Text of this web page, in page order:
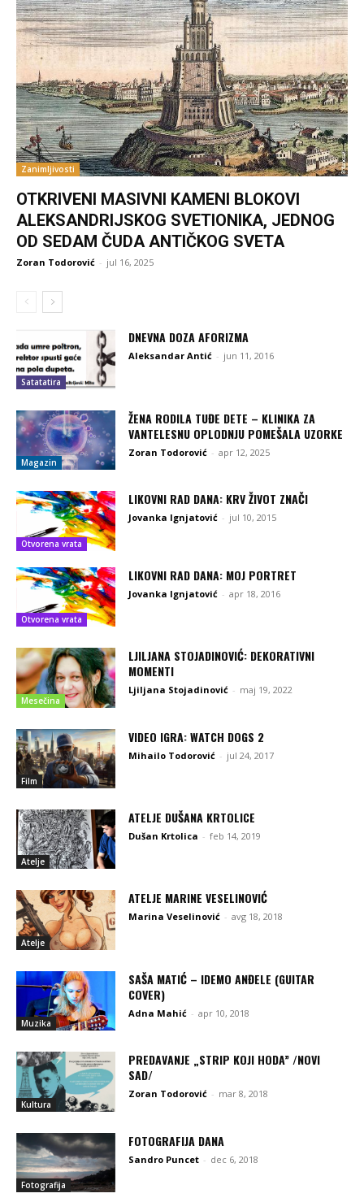
Zanimljivosti
OTKRIVENI MASIVNI KAMENI BLOKOVI
ALEKSANDRIJSKOG SVETIONIKA, JEDNOG
OD SEDAM ČUDA ANTIČKOG SVETA
Zoran Todorović - jul 16, 2025
Satatatira
DNEVNA DOZA AFORIZMA
Aleksandar Antić - jun 11, 2016
Magazin
ŽENA RODILA TUĐE DETE – KLINIKA ZA
VANTELESNU OPLODNJU POMEŠALA UZORKE
Zoran Todorović - apr 12, 2025
Otvorena vrata
LIKOVNI RAD DANA: KRV ŽIVOT ZNAČI
Jovanka Ignjatović - jul 10, 2015
Otvorena vrata
LIKOVNI RAD DANA: MOJ PORTRET
Jovanka Ignjatović - apr 18, 2016
Mesečina
LJILJANA STOJADINOVIĆ: DEKORATIVNI
MOMENTI
Ljiljana Stojadinović - maj 19, 2022
Film
VIDEO IGRA: WATCH DOGS 2
Mihailo Todorović - jul 24, 2017
Atelje
ATELJE DUŠANA KRTOLICE
Dušan Krtolica - feb 14, 2019
Atelje
ATELJE MARINE VESELINOVIĆ
Marina Veselinović - avg 18, 2018
Muzika
SAŠA MATIĆ – IDEMO ANĐELE (GUITAR
COVER)
Adna Mahić - apr 10, 2018
Kultura
PREDAVANJE „STRIP KOJI HODA” /NOVI
SAD/
Zoran Todorović - mar 8, 2018
Fotografija
FOTOGRAFIJA DANA
Sandro Puncet - dec 6, 2018